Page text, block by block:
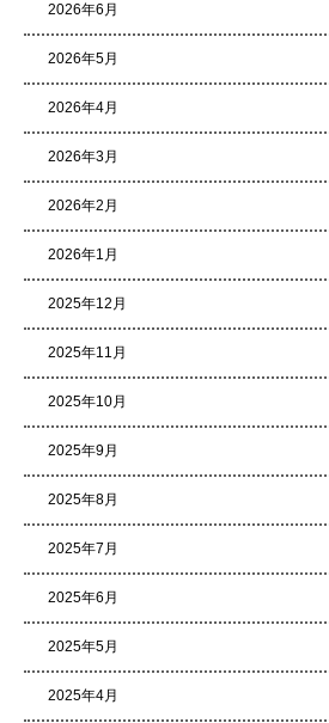
2026年6月
2026年5月
2026年4月
2026年3月
2026年2月
2026年1月
2025年12月
2025年11月
2025年10月
2025年9月
2025年8月
2025年7月
2025年6月
2025年5月
2025年4月